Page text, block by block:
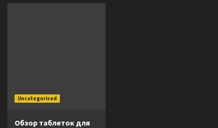
Uncategorised
Обзор таблеток для